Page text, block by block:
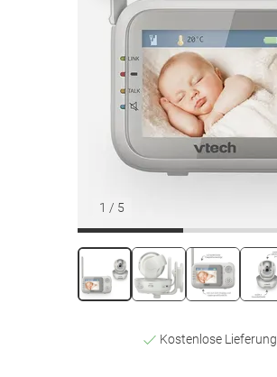
1 / 5
Kostenlose Lieferung